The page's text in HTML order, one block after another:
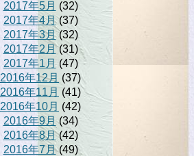
2017年5月 (32)
2017年4月(37)
2017年3月(32)
2017年2月(31)
2017年1月(47)
2016年12月 (37)
2016年11月 (41)
2016年10月 (42)
2016年9月 (34)
2016年8月(42)
2016年7月(49)